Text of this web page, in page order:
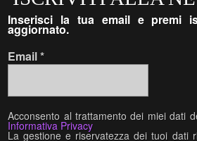
Inserisci la tua email e premi
aggiornato.
Email*
Acconsento al trattamento dei miei dati
Informativa Privacy
La gestione e riservatezza dei tuoi dati